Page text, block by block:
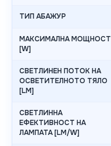
ТИП АБАЖУР
МАКСИМАЛНА МОЩНОСТ
[W]
СВЕТЛИНЕН ПОТОК НА
ОСВЕТИТЕЛНОТО ТЯЛО
[LM]
СВЕТЛИННА
ЕФЕКТИВНОСТ НА
ЛАМПАТА [LM/W]